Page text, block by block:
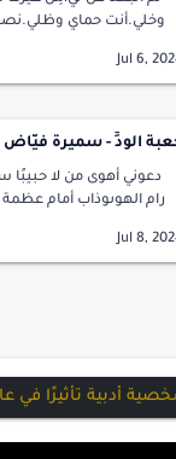
وخلي.أنت حماي
ويهنأ بالي."يا من أنت
عاشق،…
الودِّ - سميرة فيّاض
دعوني أهوى من لا
رام الهوىوذاب أمام
الشّطورعطش الرّويّ وما